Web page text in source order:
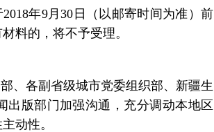
年9月30日（以邮寄时间为准）前
料的，将不予受理。
、各副省级城市党委组织部、新疆生
出版部门加强沟通，充分调动本地区
动性。